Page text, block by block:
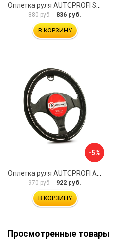
880 руб. 836 руб.
В КОРЗИНУ
-5%
970 руб. 922 руб.
В КОРЗИНУ
Просмотренные товары